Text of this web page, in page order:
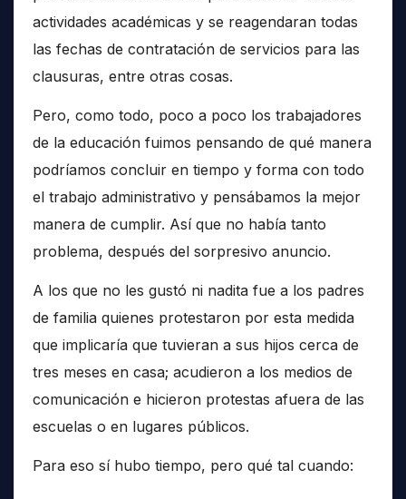
actividades académicas y se reagendaran todas
las fechas de contratación de servicios para las
clausuras, entre otras cosas.
Pero, como todo, poco a poco los trabajadores
de la educación fuimos pensando de qué manera
podríamos concluir en tiempo y forma con todo
el trabajo administrativo y pensábamos la mejor
manera de cumplir. Así que no había tanto
problema, después del sorpresivo anuncio.
A los que no les gustó ni nadita fue a los padres
de familia quienes protestaron por esta medida
que implicaría que tuvieran a sus hijos cerca de
tres meses en casa; acudieron a los medios de
comunicación e hicieron protestas afuera de las
escuelas o en lugares públicos.
Para eso sí hubo tiempo, pero qué tal cuando: